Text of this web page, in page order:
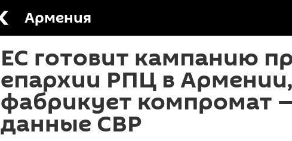
Армения
ЕС готовит кампанию
епархии РПЦ в Армении,
фабрикует компромат
данные СВР